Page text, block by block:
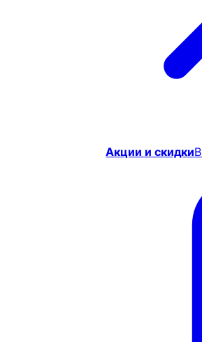
Акции и скидки